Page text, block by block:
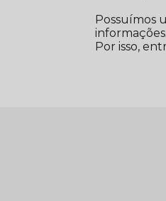
Possuímos
Por isso,